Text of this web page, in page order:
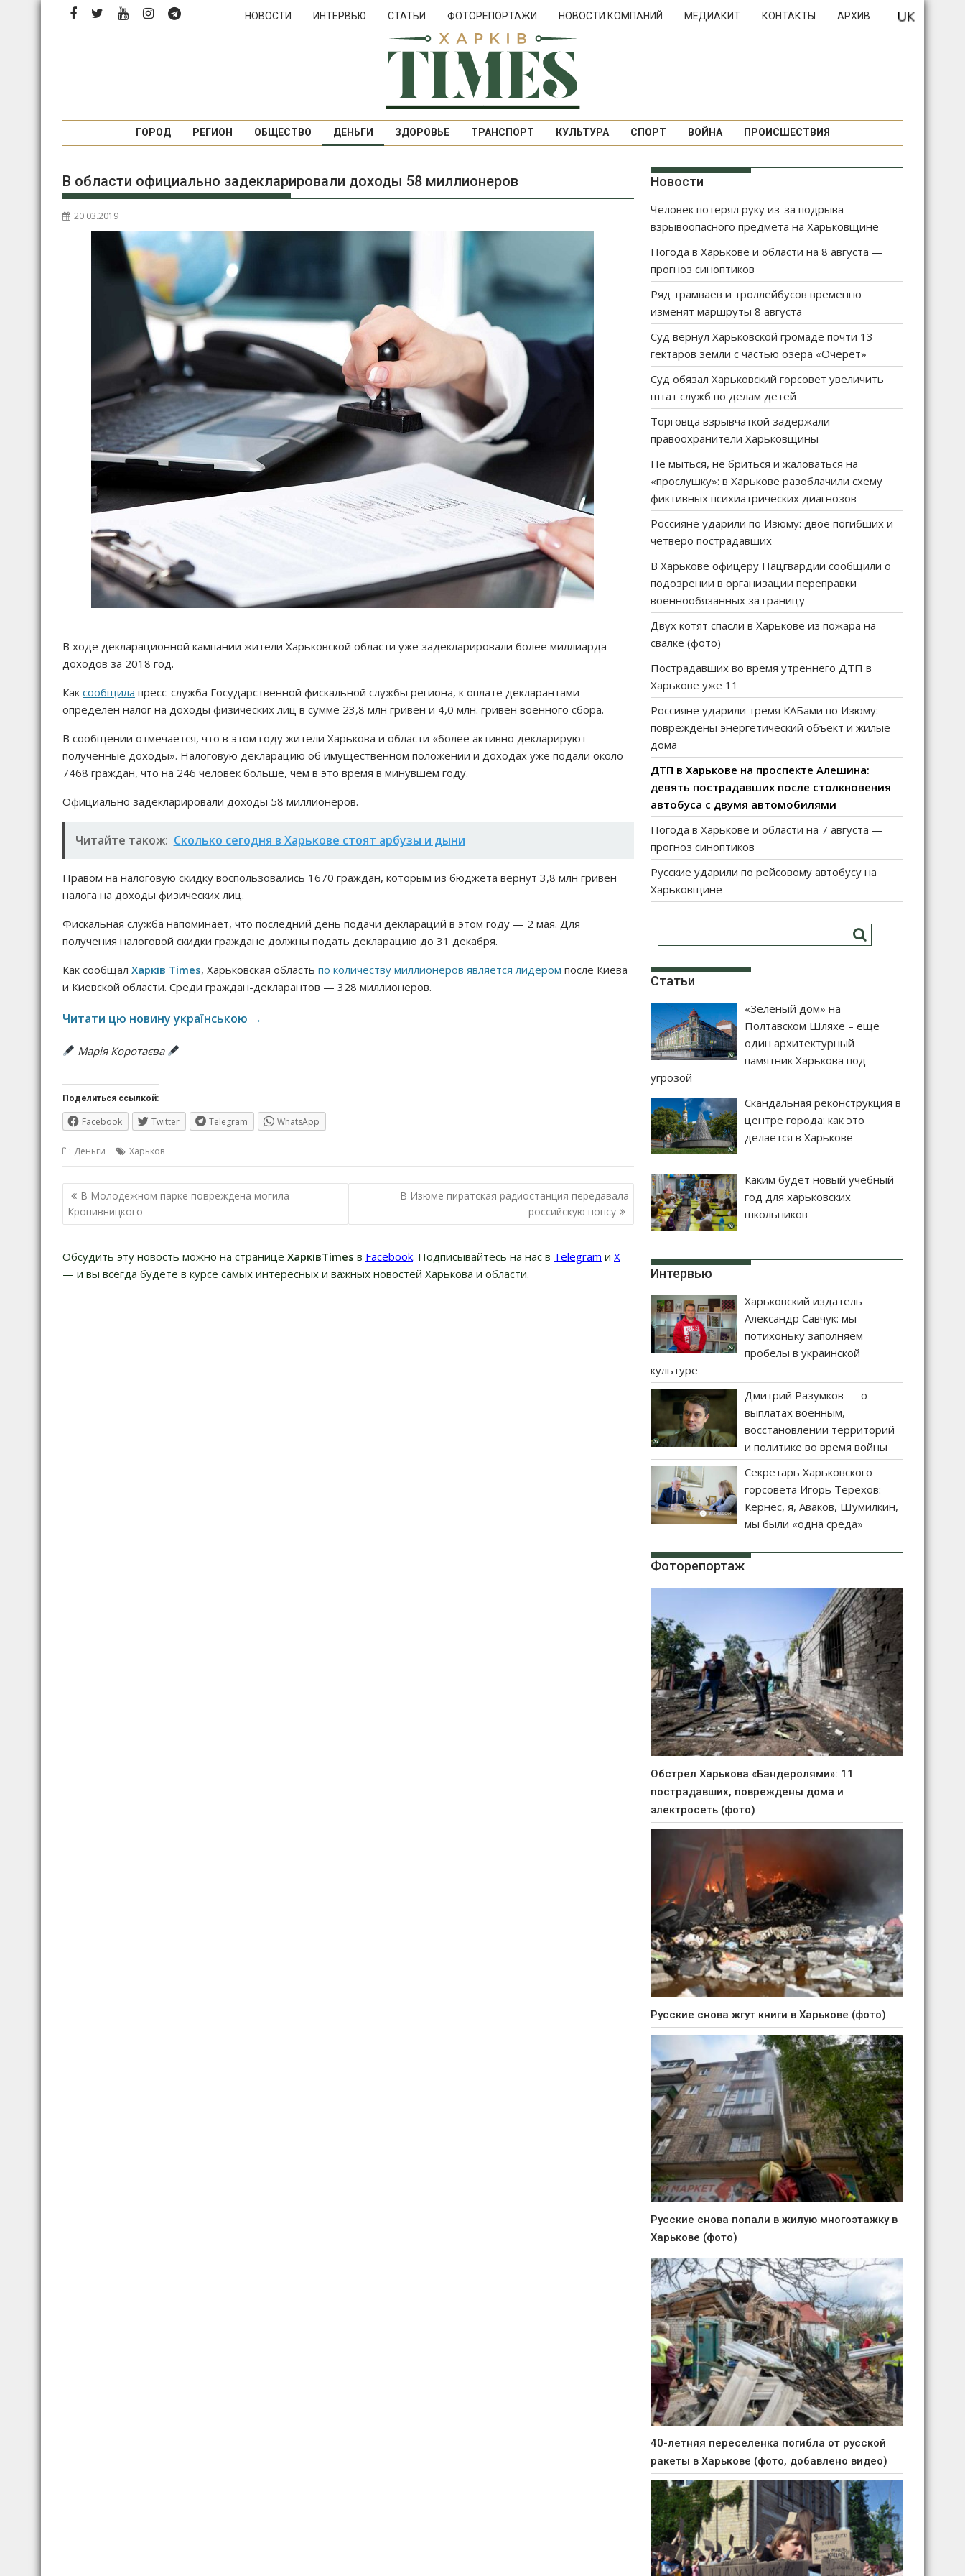
Перейти
НОВОСТИ ИНТЕРВЬЮ СТАТЬИ ФОТОРЕПОРТАЖИ НОВОСТИ КОМПАНИЙ МЕДИАКИТ КОНТАКТЫ АРХИВ
ГОРОД РЕГИОН ОБЩЕСТВО ДЕНЬГИ ЗДОРОВЬЕ ТРАНСПОРТ КУЛЬТУРА СПОРТ ВОЙНА ПРОИСШЕСТВИЯ
В области официально задекларировали доходы 58 миллионеров
20.03.2019
В ходе декларационной кампании жители Харьковской области уже задекларировали более миллиарда
доходов за 2018 год.
Как сообщила пресс-служба Государственной фискальной службы региона, к оплате декларантами
определен налог на доходы физических лиц в сумме 23,8 млн гривен и 4,0 млн. гривен военного сбора.
В сообщении отмечается, что в этом году жители Харькова и области «более активно декларируют
полученные доходы». Налоговую декларацию об имущественном положении и доходах уже подали около
7468 граждан, что на 246 человек больше, чем в это время в минувшем году.
Официально задекларировали доходы 58 миллионеров.
Читайте також: Сколько сегодня в Харькове стоят арбузы и дыни
Правом на налоговую скидку воспользовались 1670 граждан, которым из бюджета вернут 3,8 млн гривен
налога на доходы физических лиц.
Фискальная служба напоминает, что последний день подачи деклараций в этом году — 2 мая. Для
получения налоговой скидки граждане должны подать декларацию до 31 декабря.
Как сообщал Харків Times, Харьковская область по количеству миллионеров является лидером после Киева
и Киевской области. Среди граждан-декларантов — 328 миллионеров.
Читати цю новину українською →
Марія Коротаєва
Поделиться ссылкой:
Facebook Twitter Telegram WhatsApp
Деньги Харьков
Навигация
по
записям
В Молодежном парке повреждена могила
Кропивницкого
В Изюме пиратская радиостанция передавала
российскую попсу
Обсудить эту новость можно на странице ХарківTimes в Facebook. Подписывайтесь на нас в Telegram и Х
— и вы всегда будете в курсе самых интересных и важных новостей Харькова и области.
Новости
Человек потерял руку из-за подрыва
взрывоопасного предмета на Харьковщине
Погода в Харькове и области на 8 августа —
прогноз синоптиков
Ряд трамваев и троллейбусов временно
изменят маршруты 8 августа
Суд вернул Харьковской громаде почти 13
гектаров земли с частью озера «Очерет»
Суд обязал Харьковский горсовет увеличить
штат служб по делам детей
Торговца взрывчаткой задержали
правоохранители Харьковщины
Не мыться, не бриться и жаловаться на
«прослушку»: в Харькове разоблачили схему
фиктивных психиатрических диагнозов
Россияне ударили по Изюму: двое погибших и
четверо пострадавших
В Харькове офицеру Нацгвардии сообщили о
подозрении в организации переправки
военнообязанных за границу
Двух котят спасли в Харькове из пожара на
свалке (фото)
Пострадавших во время утреннего ДТП в
Харькове уже 11
Россияне ударили тремя КАБами по Изюму:
повреждены энергетический объект и жилые
дома
ДТП в Харькове на проспекте Алешина:
девять пострадавших после столкновения
автобуса с двумя автомобилями
Погода в Харькове и области на 7 августа —
прогноз синоптиков
Русские ударили по рейсовому автобусу на
Харьковщине
Статьи
«Зеленый дом» на
Полтавском Шляхе – еще
один архитектурный
памятник Харькова под
угрозой
Скандальная реконструкция в
центре города: как это
делается в Харькове
Каким будет новый учебный
год для харьковских
школьников
Интервью
Харьковский издатель
Александр Савчук: мы
потихоньку заполняем
пробелы в украинской
культуре
Дмитрий Разумков — о
выплатах военным,
восстановлении территорий
и политике во время войны
Секретарь Харьковского
горсовета Игорь Терехов:
Кернес, я, Аваков, Шумилкин,
мы были «одна среда»
Фоторепортаж
Обстрел Харькова «Бандеролями»: 11
пострадавших, повреждены дома и
электросеть (фото)
Русские снова жгут книги в Харькове (фото)
Русские снова попали в жилую многоэтажку в
Харькове (фото)
40-летняя переселенка погибла от русской
ракеты в Харькове (фото, добавлено видео)